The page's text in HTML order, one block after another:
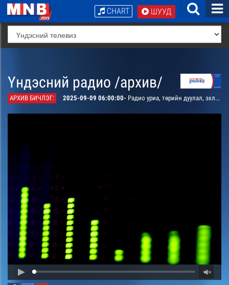
ШУУД
CHART
Үндэсний радио /архив/
АРХИВ БИЧЛЭГ: 2025-09-09 06:00:00- Радио уриа, төрийн дуулал, эхлэл